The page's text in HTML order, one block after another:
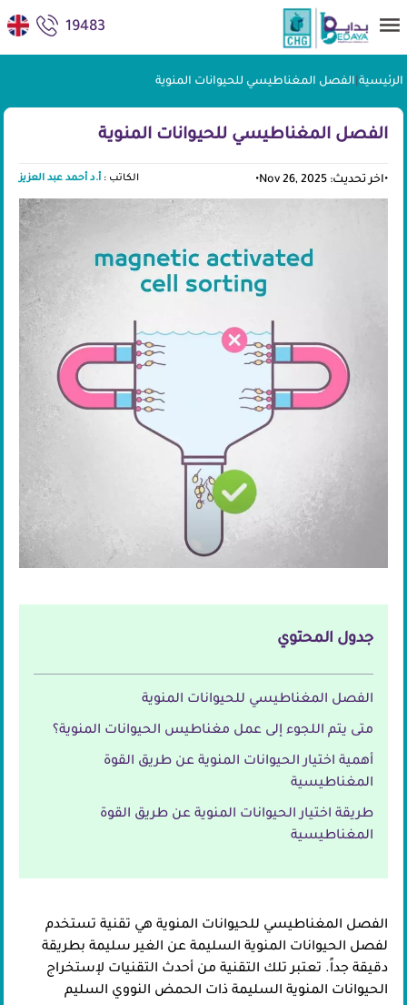
الرئيسية الفصل المغناطيسي للحيوانات المنوية
الفصل المغناطيسي للحيوانات المنوية
الكاتب : أ.د أحمد عبد العزيز •اخر تحديث: Nov 26, 2025 •
جدول المحتوي
الفصل المغناطيسي للحيوانات المنوية
متى يتم اللجوء إلى عمل مغناطيس الحيوانات المنوية؟
أهمية اختيار الحيوانات المنوية عن طريق القوة
المغناطيسية
طريقة اختيار الحيوانات المنوية عن طريق القوة
المغناطيسية
الفصل المغناطيسي للحيوانات المنوية هي تقنية تستخدم
لفصل الحيوانات المنوية السليمة عن الغير سليمة بطريقة
دقيقة جداً. تعتبر تلك التقنية من أحدث التقنيات لإستخراج
الحيوانات المنوية السليمة ذات الحمض النووي السليم
19483